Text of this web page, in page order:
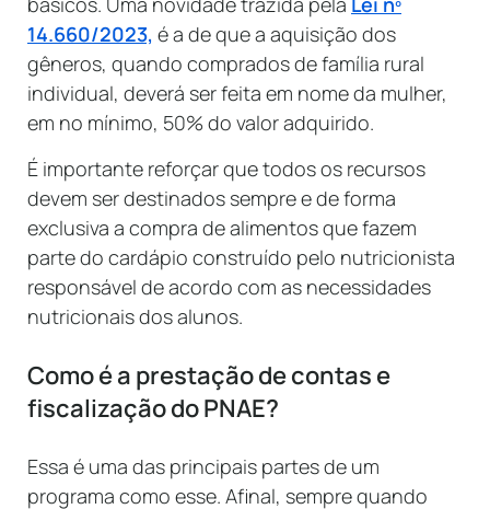
14.660/2023, é a de que a aquisição dos
gêneros, quando comprados de família rural
individual, deverá ser feita em nome da mulher,
em no mínimo, 50% do valor adquirido.
É importante reforçar que todos os recursos
devem ser destinados sempre e de forma
exclusiva a compra de alimentos que fazem
parte do cardápio construído pelo nutricionista
responsável de acordo com as necessidades
nutricionais dos alunos.
Como é a prestação de contas e
fiscalização do PNAE?
Essa é uma das principais partes de um
programa como esse. Afinal, sempre quando